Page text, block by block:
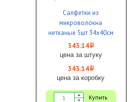
Салфетки из
микроволокна
нетканые 5шт 34х40см
140 г/м красные
Микроспан 1/15 IWIPE
343.14i
цена за штуку
343.14i
цена за коробку
Купить